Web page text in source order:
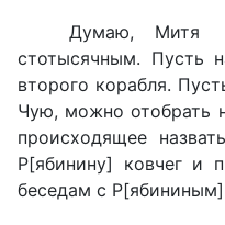
Думаю, Митя
стотысячным. Пусть
второго корабля.
Чую, можно отобрать
происходящее
Р[ябинину] ковчег и
беседам с